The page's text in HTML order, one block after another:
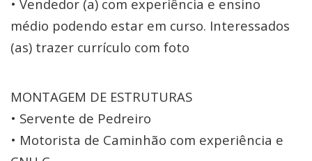
• Vendedor (a) com experiência e ensino
médio podendo estar em curso. Interessados
(as) trazer currículo com foto
MONTAGEM DE ESTRUTURAS
• Servente de Pedreiro
• Motorista de Caminhão com experiência e